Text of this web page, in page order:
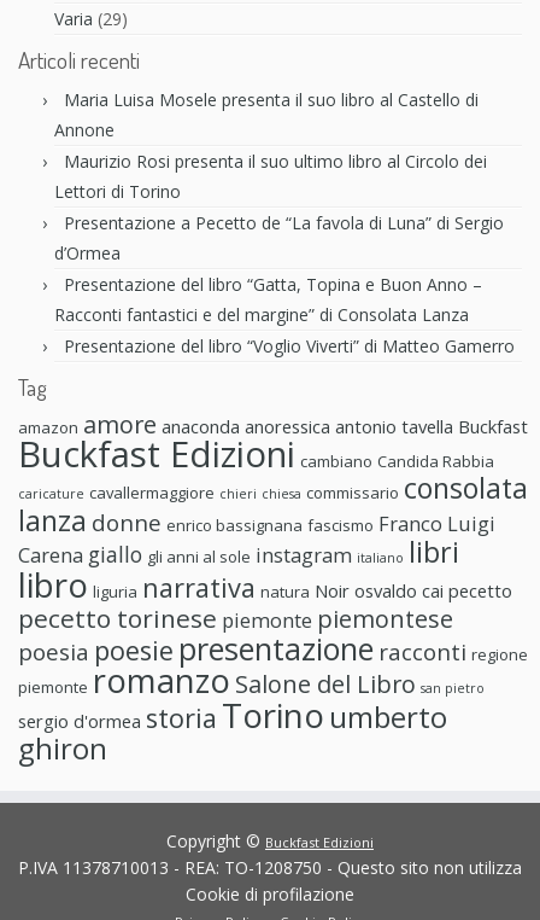
Varia (29)
Articoli recenti
Maria Luisa Mosele presenta il suo libro al Castello di
Annone
Maurizio Rosi presenta il suo ultimo libro al Circolo dei
Lettori di Torino
Presentazione a Pecetto de “La favola di Luna” di Sergio
d’Ormea
Presentazione del libro “Gatta, Topina e Buon Anno –
Racconti fantastici e del margine” di Consolata Lanza
Presentazione del libro “Voglio Viverti” di Matteo Gamerro
Tag
amazon amore anaconda anoressica antonio tavella Buckfast
Buckfast Edizioni cambiano Candida Rabbia
caricature cavallermaggiore chieri chiesa commissario consolata
lanza donne enrico bassignana fascismo Franco Luigi
Carena giallo gli anni al sole instagram italiano libri
libro liguria narrativa natura Noir osvaldo cai pecetto
pecetto torinese piemonte piemontese
poesia poesie presentazione racconti regione
piemonte romanzo Salone del Libro san pietro
sergio d'ormea storia Torino umberto
ghiron
Copyright © Buckfast Edizioni
P.IVA 11378710013 - REA: TO-1208750 - Questo sito non utilizza
Cookie di profilazione